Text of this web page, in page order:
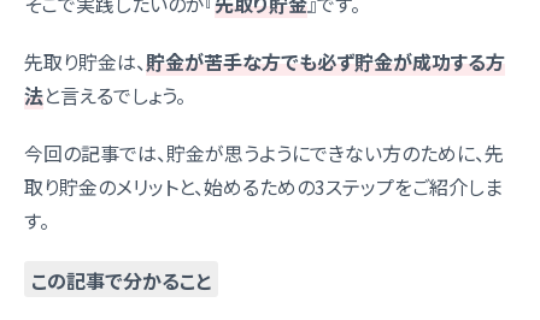
先取り貯金は、貯金が苦手な方でも必ず貯金が成功する方
法と言えるでしょう。
今回の記事では、貯金が思うようにできない方のために、先
取り貯金のメリットと、始めるための3ステップをご紹介しま
す。
この記事で分かること